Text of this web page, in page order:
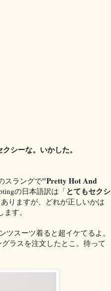
シーな。いかした。
スラングで"Pretty Hot And
の日本語訳は「とてもセクシ
りますが、どれが正しいかは
す。
ツスーツ着ると超イケてるよ。
ラスを注文したとこ。待って